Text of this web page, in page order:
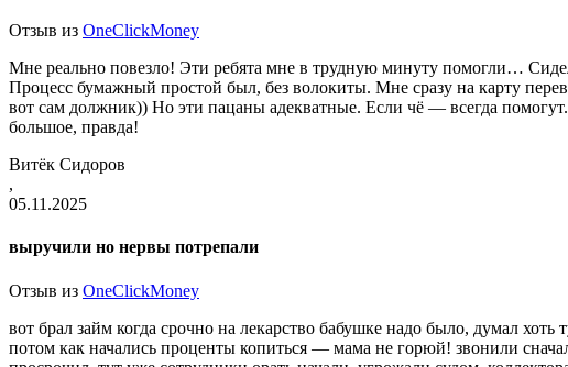
Отзыв из OneClickMoney
Мне реально повезло! Эти ребята мне в трудную минуту помогли…
Процесс бумажный простой был, без волокиты. Мне сразу на карту
вот сам должник)) Но эти пацаны адекватные. Если чё — всегда
большое, правда!
Витёк Сидоров
,
05.11.2025
выручили но нервы потрепали
Отзыв из OneClickMoney
вот брал займ когда срочно на лекарство бабушке надо было, думал
потом как начались проценты копиться — мама не горюй! звонили